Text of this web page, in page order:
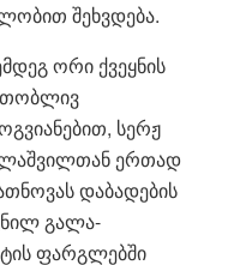
შეხვდება.
ორი ქვეყნის
სერჟ
ერთად
დაბადების
გალა-
ფარგლებში